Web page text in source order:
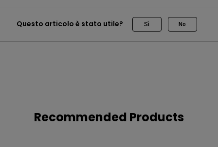
Questo articolo è stato utile? Sì No
Recommended Products